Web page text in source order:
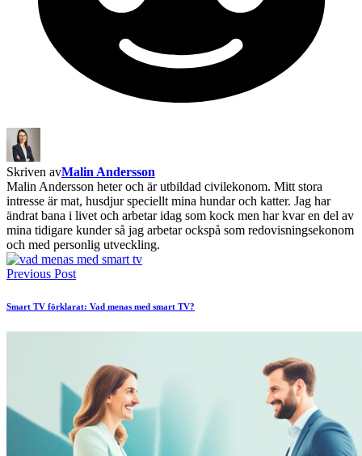
Skriven avMalin Andersson
Malin Andersson heter och är utbildad civilekonom. Mitt stora
intresse är mat, husdjur speciellt mina hundar och katter. Jag har
ändrat bana i livet och arbetar idag som kock men har kvar en del av
mina tidigare kunder så jag arbetar ockspå som redovisningsekonom
och med personlig utveckling.
Previous Post
Smart TV förklarat: Vad menas med smart TV?